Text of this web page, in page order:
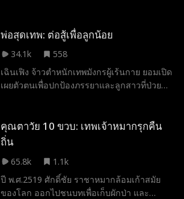
เธอมา 10 ปี ทั้งคู่ร่วมมือกันกระชากหน้ากาก
สำเร็จทั้งรักและงาน
พ่อสุดเทพ: ต่อสู้เพื่อลูกน้อย
34.1k
558
เฉินเฟิง จ้าวตำหนักเทพมังกรผู้เร้นกาย ยอมเปิด
เผยตัวตนเพื่อปกป้องภรรยาและลูกสาวที่ป่วย
พร้อมกวาดล้างศัตรูเพื่อทวงคืนความสุขให้
ครอบครัว
คุณตาวัย 10 ขวบ: เทพเจ้าหมากรุกคืน
ถิ่น
65.8k
1.1k
ปี พ.ศ.2519 ศักดิ์ชัย ราชาหมากล้อมเก้าสมัย
ของโลก ออกไปชนบทเพื่อเก็บผักป่า และ